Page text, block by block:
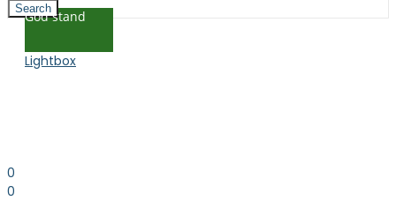
0
0
Search
God stand
Lightbox